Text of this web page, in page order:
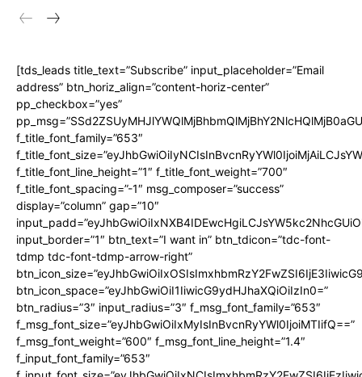
[tds_leads title_text=”Subscribe” input_placeholder=”Email
address” btn_horiz_align=”content-horiz-center”
pp_checkbox=”yes”
f_title_font_family=”653″
f_title_font_line_height=”1″ f_title_font_weight=”700″
f_title_font_spacing=”-1″ msg_composer=”success”
display=”column” gap=”10″
input_border=”1″ btn_text=”I want in” btn_tdicon=”tdc-font-
tdmp tdc-font-tdmp-arrow-right”
btn_icon_space=”eyJhbGwiOiI1IiwicG9ydHJhaXQiOiIzIn0=”
btn_radius=”3″ input_radius=”3″ f_msg_font_family=”653″
f_msg_font_size=”eyJhbGwiOiIxMyIsInBvcnRyYWl0IjoiMTIifQ==”
f_msg_font_weight=”600″ f_msg_font_line_height=”1.4″
f_input_font_family=”653″